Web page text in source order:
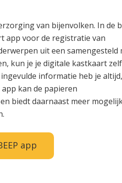
van bijenvolken. In de
app voor de registratie van
uit een samengesteld
kun je je digitale kastkaart zelf
informatie heb je
app kan de papieren
biedt daarnaast meer
app